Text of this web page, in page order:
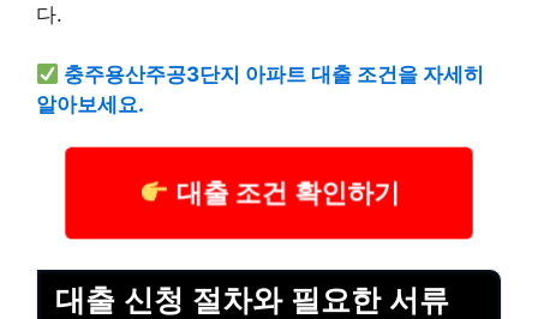
다.
충주용산주공3단지 아파트 대출 조건을 자세히
알아보세요.
대출 조건 확인하기
대출 신청 절차와 필요한 서류